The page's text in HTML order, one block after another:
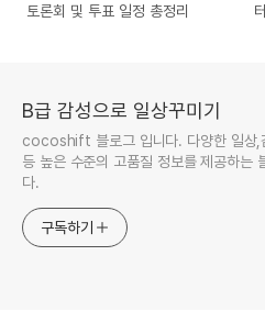
토론회 및 투표 일정 총정리
B급 감성으로 일상꾸미기
cocoshift 블로그 입니다. 다양한 일상,
등 높은 수준의 고품질 정보를 제공하는
다.
구독하기